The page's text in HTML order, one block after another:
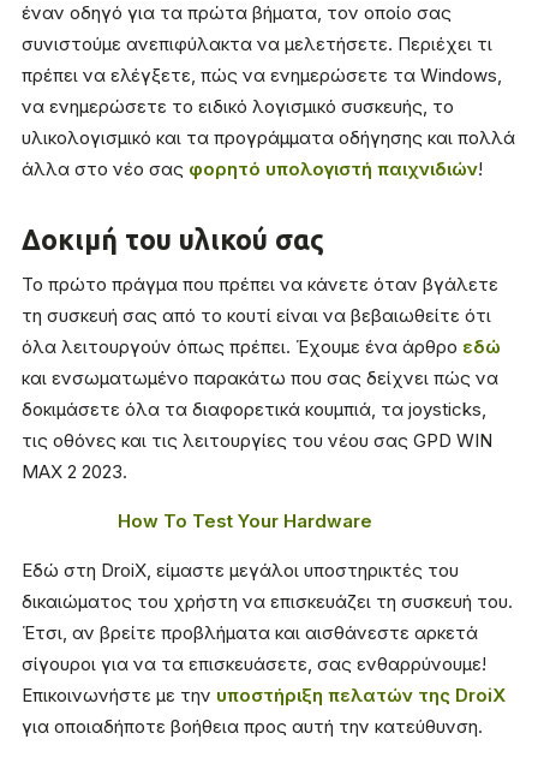
έναν οδηγό για τα πρώτα βήματα, τον οποίο σας
συνιστούμε ανεπιφύλακτα να μελετήσετε. Περιέχει τι
πρέπει να ελέγξετε, πώς να ενημερώσετε τα Windows,
να ενημερώσετε το ειδικό λογισμικό συσκευής, το
υλικολογισμικό και τα προγράμματα οδήγησης και πολλά
άλλα στο νέο σας φορητό υπολογιστή παιχνιδιών!
Δοκιμή του υλικού σας
Το πρώτο πράγμα που πρέπει να κάνετε όταν βγάλετε
τη συσκευή σας από το κουτί είναι να βεβαιωθείτε ότι
όλα λειτουργούν όπως πρέπει. Έχουμε ένα άρθρο εδώ
και ενσωματωμένο παρακάτω που σας δείχνει πώς να
δοκιμάσετε όλα τα διαφορετικά κουμπιά, τα joysticks,
τις οθόνες και τις λειτουργίες του νέου σας GPD WIN
MAX 2 2023.
How To Test Your Hardware
Εδώ στη DroiX, είμαστε μεγάλοι υποστηρικτές του
δικαιώματος του χρήστη να επισκευάζει τη συσκευή του.
Έτσι, αν βρείτε προβλήματα και αισθάνεστε αρκετά
σίγουροι για να τα επισκευάσετε, σας ενθαρρύνουμε!
Επικοινωνήστε με την υποστήριξη πελατών της DroiX
για οποιαδήποτε βοήθεια προς αυτή την κατεύθυνση.